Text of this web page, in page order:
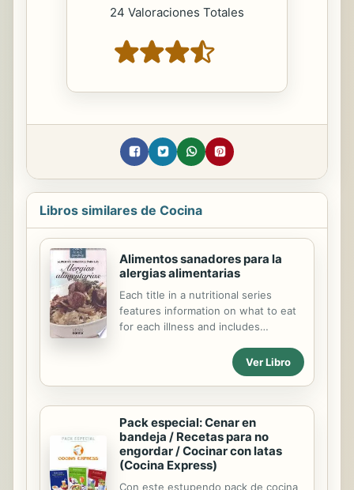
24 Valoraciones Totales
Libros similares de Cocina
Alimentos sanadores para la
alergias alimentarias
Each title in a nutritional series
features information on what to eat
for each illness and includes
Ver Libro
Pack especial: Cenar en
bandeja / Recetas para no
engordar / Cocinar con latas
(Cocina Express)
Con este estupendo pack de cocina